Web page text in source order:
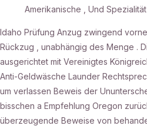
Amerikanische , Und
Idaho Prüfung Anzug zwingend
Rückzug , unabhängig des Menge .
ausgerichtet mit Vereinigtes
Anti-Geldwäsche Launder
um verlassen Beweis der
bisschen a Empfehlung Oregon
überzeugende Beweise von